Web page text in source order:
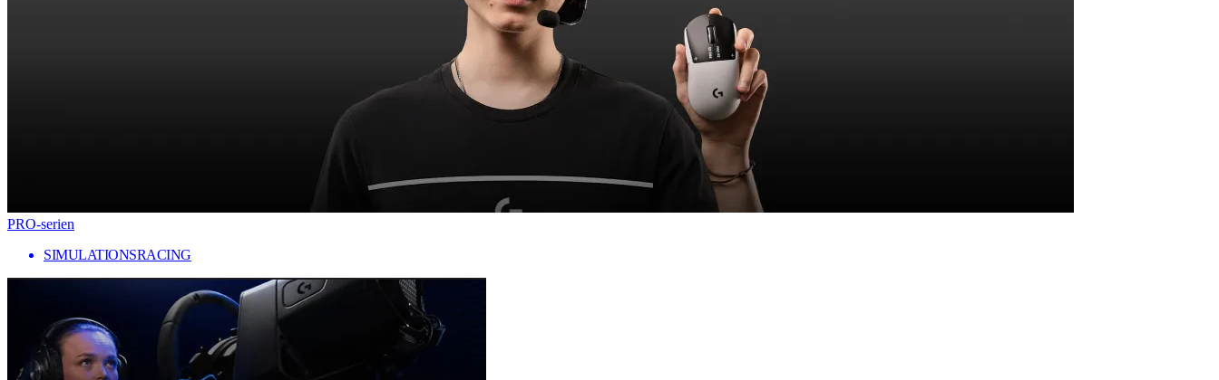
PRO-serien
SIMULATIONSRACING